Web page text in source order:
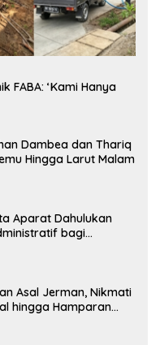
FABA: ‘Kami Hanya
Dambea dan Thariq
Hingga Larut Malam
Aparat Dahulukan
bagi
Asal Jerman, Nikmati
hingga Hamparan